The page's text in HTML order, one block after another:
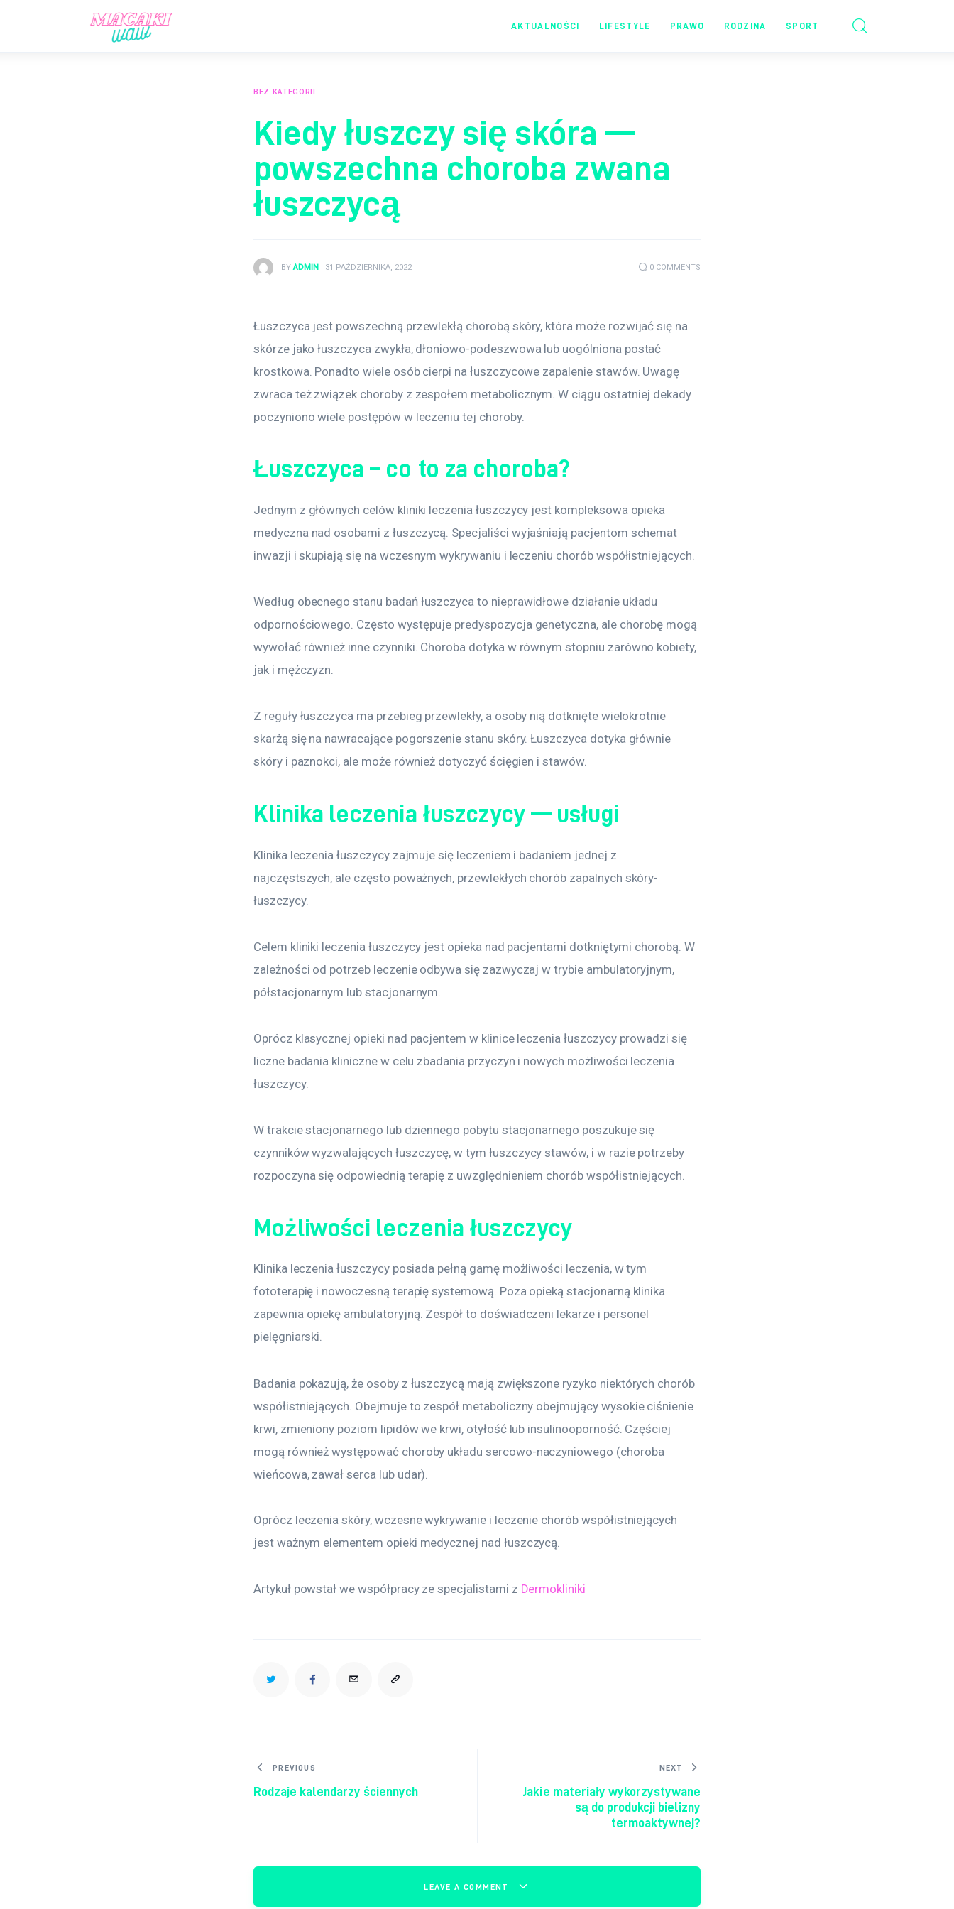
AKTUALNOŚCI LIFESTYLE PRAWO RODZINA SPORT
BEZ KATEGORII
Kiedy łuszczy się skóra —
powszechna choroba zwana
łuszczycą
BY ADMIN 31 PAŹDZIERNIKA, 2022 0 COMMENTS
Łuszczyca jest powszechną przewlekłą chorobą skóry, która może rozwijać się na
skórze jako łuszczyca zwykła, dłoniowo-podeszwowa lub uogólniona postać
krostkowa. Ponadto wiele osób cierpi na łuszczycowe zapalenie stawów. Uwagę
zwraca też związek choroby z zespołem metabolicznym. W ciągu ostatniej dekady
poczyniono wiele postępów w leczeniu tej choroby.
Łuszczyca – co to za choroba?
Jednym z głównych celów kliniki leczenia łuszczycy jest kompleksowa opieka
medyczna nad osobami z łuszczycą. Specjaliści wyjaśniają pacjentom schemat
inwazji i skupiają się na wczesnym wykrywaniu i leczeniu chorób współistniejących.
Według obecnego stanu badań łuszczyca to nieprawidłowe działanie układu
odpornościowego. Często występuje predyspozycja genetyczna, ale chorobę mogą
wywołać również inne czynniki. Choroba dotyka w równym stopniu zarówno kobiety,
jak i mężczyzn.
Z reguły łuszczyca ma przebieg przewlekły, a osoby nią dotknięte wielokrotnie
skarżą się na nawracające pogorszenie stanu skóry. Łuszczyca dotyka głównie
skóry i paznokci, ale może również dotyczyć ścięgien i stawów.
Klinika leczenia łuszczycy — usługi
Klinika leczenia łuszczycy zajmuje się leczeniem i badaniem jednej z
najczęstszych, ale często poważnych, przewlekłych chorób zapalnych skóry-
łuszczycy.
Celem kliniki leczenia łuszczycy jest opieka nad pacjentami dotkniętymi chorobą. W
zależności od potrzeb leczenie odbywa się zazwyczaj w trybie ambulatoryjnym,
półstacjonarnym lub stacjonarnym.
Oprócz klasycznej opieki nad pacjentem w klinice leczenia łuszczycy prowadzi się
liczne badania kliniczne w celu zbadania przyczyn i nowych możliwości leczenia
łuszczycy.
W trakcie stacjonarnego lub dziennego pobytu stacjonarnego poszukuje się
czynników wyzwalających łuszczycę, w tym łuszczycy stawów, i w razie potrzeby
rozpoczyna się odpowiednią terapię z uwzględnieniem chorób współistniejących.
Możliwości leczenia łuszczycy
Klinika leczenia łuszczycy posiada pełną gamę możliwości leczenia, w tym
fototerapię i nowoczesną terapię systemową. Poza opieką stacjonarną klinika
zapewnia opiekę ambulatoryjną. Zespół to doświadczeni lekarze i personel
pielęgniarski.
Badania pokazują, że osoby z łuszczycą mają zwiększone ryzyko niektórych chorób
współistniejących. Obejmuje to zespół metaboliczny obejmujący wysokie ciśnienie
krwi, zmieniony poziom lipidów we krwi, otyłość lub insulinooporność. Częściej
mogą również występować choroby układu sercowo-naczyniowego (choroba
wieńcowa, zawał serca lub udar).
Oprócz leczenia skóry, wczesne wykrywanie i leczenie chorób współistniejących
jest ważnym elementem opieki medycznej nad łuszczycą.
Artykuł powstał we współpracy ze specjalistami z Dermokliniki
Nawigacja wpisu
PREVIOUS
Rodzaje kalendarzy ściennych
NEXT
Jakie materiały wykorzystywane
są do produkcji bielizny
termoaktywnej?
LEAVE A COMMENT